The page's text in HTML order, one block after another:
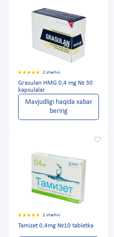
2 sharhni
Grasulan HMG 0,4 mg № 30
kapsulalar
Mavjudligi haqida xabar
bering
2 sharhni
Tamizet 0,4mg №10 tabletka